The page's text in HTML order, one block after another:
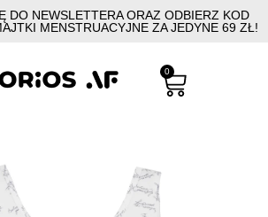
DO NEWSLETTERA ORAZ ODBIERZ KOD
MENSTRUACYJNE ZA JEDYNE 69 ZŁ!
0